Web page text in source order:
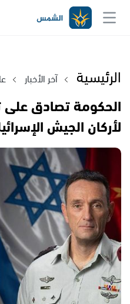
الرئيسية آخر الأخبار
الحكومة تصادق على
لأركان الجيش